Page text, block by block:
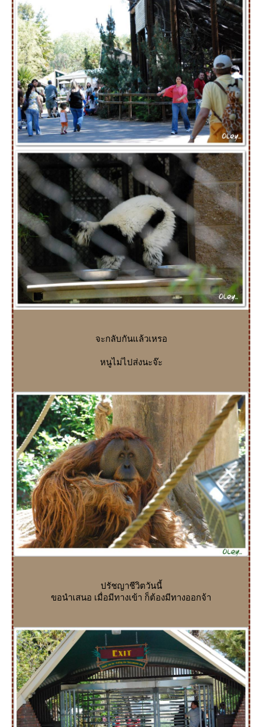
จะกลับกันแล้วเหรอ
หนูไม่ไปส่งนะจ๊ะ
ปรัชญาชีวิตวันนี้
ขอนำเสนอ เมื่อมีทางเข้า ก็ต้องมีทางออกจ้า